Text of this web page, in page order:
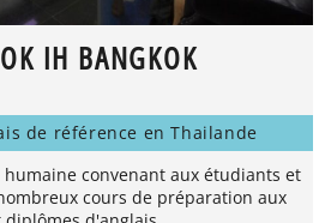
IH BANGKOK
de référence en Thailande
convenant aux étudiants et
cours de préparation aux